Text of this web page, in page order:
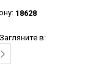
18628
в: